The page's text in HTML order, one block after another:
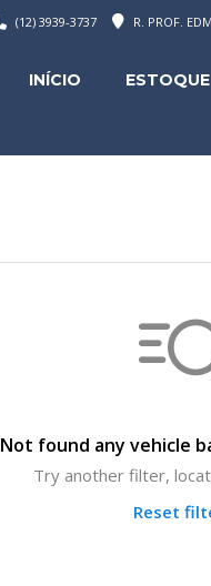
R. PROF.
(12) 3939-3737
INÍCIO ESTOQUE
Not found any vehicle
Try another filter,
Reset